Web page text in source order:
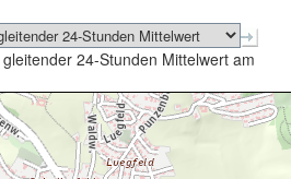
24-Stunden Mittelwert am